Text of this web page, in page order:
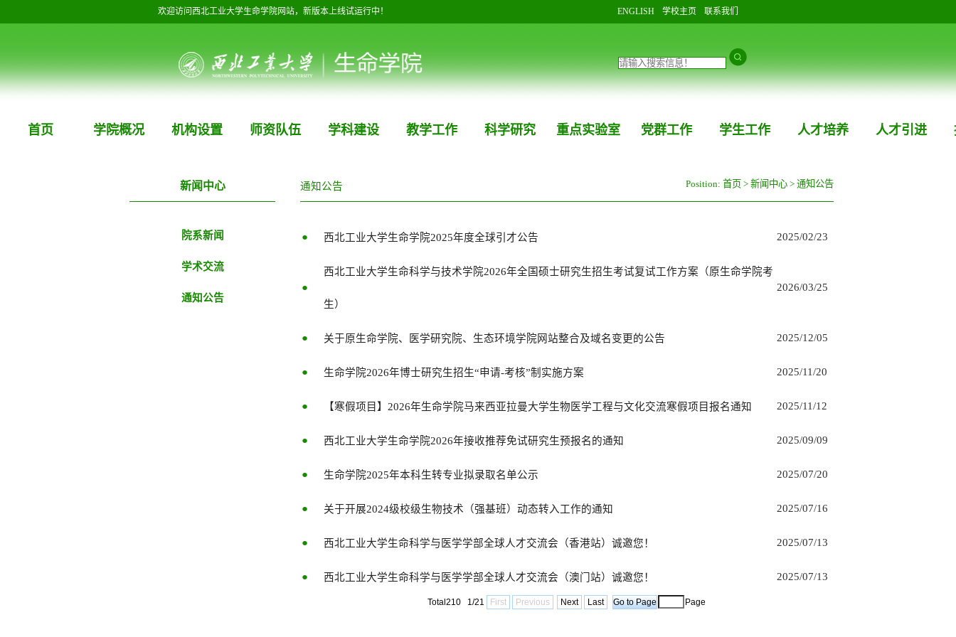
欢迎访问西北工业大学生命学院网站，新版本上线试运行中！ ENGLISH 学校主页 联系我们
首页 学院概况 机构设置 师资队伍 学科建设 教学工作 科学研究 重点实验室 党群工作 学生工作 人才培养 人才引进
新闻中心
院系新闻
学术交流
通知公告
通知公告 Position: 首页 > 新闻中心 > 通知公告
● 西北工业大学生命学院2025年度全球引才公告 2025/02/23
●
西北工业大学生命科学与技术学院2026年全国硕士研究生招生考试复试工作方案（原生命学院考
生）
2026/03/25
● 关于原生命学院、医学研究院、生态环境学院网站整合及域名变更的公告 2025/12/05
● 生命学院2026年博士研究生招生“申请-考核”制实施方案 2025/11/20
● 【寒假项目】2026年生命学院马来西亚拉曼大学生物医学工程与文化交流寒假项目报名通知 2025/11/12
● 西北工业大学生命学院2026年接收推荐免试研究生预报名的通知 2025/09/09
● 生命学院2025年本科生转专业拟录取名单公示 2025/07/20
● 关于开展2024级校级生物技术（强基班）动态转入工作的通知 2025/07/16
● 西北工业大学生命科学与医学学部全球人才交流会（香港站）诚邀您！ 2025/07/13
● 西北工业大学生命科学与医学学部全球人才交流会（澳门站）诚邀您！ 2025/07/13
Total210 1/21 First Previous Next Last Page